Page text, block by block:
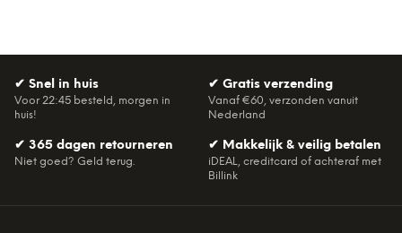
✔ Snel in huis
Voor 22:45 besteld, morgen in
huis!
✔ Gratis verzending
Vanaf €60, verzonden vanuit
Nederland
✔ 365 dagen retourneren
Niet goed? Geld terug.
✔ Makkelijk & veilig betalen
iDEAL, creditcard of achteraf met
Billink